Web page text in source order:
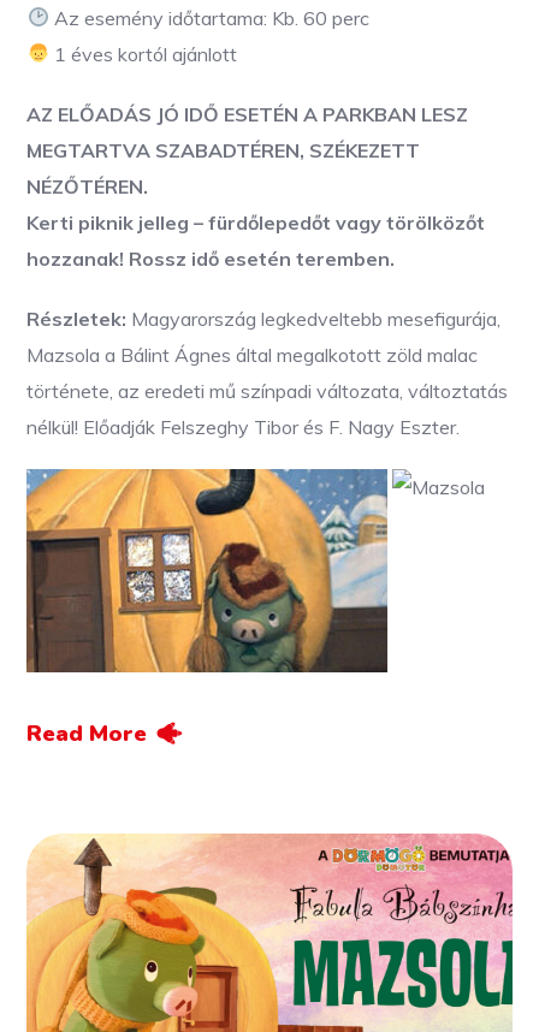
Az esemény időtartama: Kb. 60 perc
1 éves kortól ajánlott
AZ ELŐADÁS JÓ IDŐ ESETÉN A PARKBAN LESZ
MEGTARTVA SZABADTÉREN, SZÉKEZETT
NÉZŐTÉREN.
Kerti piknik jelleg – fürdőlepedőt vagy törölközőt
hozzanak! Rossz idő esetén teremben.
Részletek: Magyarország legkedveltebb mesefigurája,
Mazsola a Bálint Ágnes által megalkotott zöld malac
története, az eredeti mű színpadi változata, változtatás
nélkül! Előadják Felszeghy Tibor és F. Nagy Eszter.
Read More